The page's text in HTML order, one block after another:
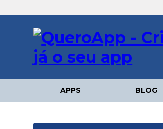
APPS BLOG